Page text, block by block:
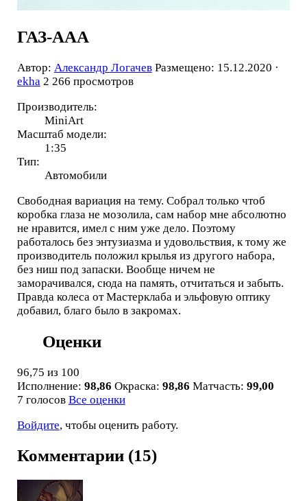
ГАЗ-ААА
Автор: Александр Логачев Размещено: 15.12.2020 ·
ekha 2 266 просмотров
Производитель:
MiniArt
Масштаб модели:
1:35
Тип:
Автомобили
Свободная вариация на тему. Собрал только чтоб
коробка глаза не мозолила, сам набор мне абсолютно
не нравится, имел с ним уже дело. Поэтому
работалось без энтузиазма и удовольствия, к тому же
производитель положил крылья из другого набора,
без ниш под запаски. Вообще ничем не
заморачивался, сюда на память, отчитаться и забыть.
Правда колеса от Мастерклаба и эльфовую оптику
добавил, благо было в закромах.
Оценки
96,75 из 100
Исполнение: 98,86 Окраска: 98,86 Матчасть: 99,00
7 голосов Все оценки
Войдите, чтобы оценить работу.
Комментарии (15)